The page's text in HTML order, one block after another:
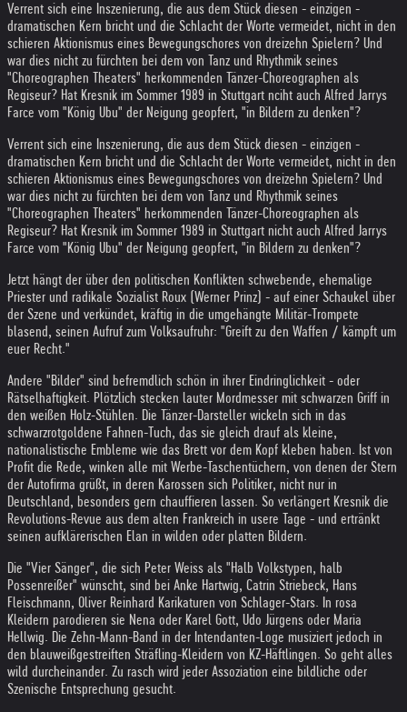
Verrent sich eine Inszenierung, die aus dem Stück diesen - einzigen -
dramatischen Kern bricht und die Schlacht der Worte vermeidet, nicht in den
schieren Aktionismus eines Bewegungschores von dreizehn Spielern? Und
war dies nicht zu fürchten bei dem von Tanz und Rhythmik seines
"Choreographen Theaters" herkommenden Tänzer-Choreographen als
Regiseur? Hat Kresnik im Sommer 1989 in Stuttgart nciht auch Alfred Jarrys
Farce vom "König Ubu" der Neigung geopfert, "in Bildern zu denken"?
Verrent sich eine Inszenierung, die aus dem Stück diesen - einzigen -
dramatischen Kern bricht und die Schlacht der Worte vermeidet, nicht in den
schieren Aktionismus eines Bewegungschores von dreizehn Spielern? Und
war dies nicht zu fürchten bei dem von Tanz und Rhythmik seines
"Choreographen Theaters" herkommenden Tänzer-Choreographen als
Regiseur? Hat Kresnik im Sommer 1989 in Stuttgart nicht auch Alfred Jarrys
Farce vom "König Ubu" der Neigung geopfert, "in Bildern zu denken"?
Jetzt hängt der über den politischen Konflikten schwebende, ehemalige
Priester und radikale Sozialist Roux (Werner Prinz) - auf einer Schaukel über
der Szene und verkündet, kräftig in die umgehängte Militär-Trompete
blasend, seinen Aufruf zum Volksaufruhr: "Greift zu den Waffen / kämpft um
euer Recht."
Andere "Bilder" sind befremdlich schön in ihrer Eindringlichkeit - oder
Rätselhaftigkeit. Plötzlich stecken lauter Mordmesser mit schwarzen Griff in
den weißen Holz-Stühlen. Die Tänzer-Darsteller wickeln sich in das
schwarzrotgoldene Fahnen-Tuch, das sie gleich drauf als kleine,
nationalistische Embleme wie das Brett vor dem Kopf kleben haben. Ist von
Profit die Rede, winken alle mit Werbe-Taschentüchern, von denen der Stern
der Autofirma grüßt, in deren Karossen sich Politiker, nicht nur in
Deutschland, besonders gern chauffieren lassen. So verlängert Kresnik die
Revolutions-Revue aus dem alten Frankreich in usere Tage - und ertränkt
seinen aufklärerischen Elan in wilden oder platten Bildern.
Die "Vier Sänger", die sich Peter Weiss als "Halb Volkstypen, halb
Possenreißer" wünscht, sind bei Anke Hartwig, Catrin Striebeck, Hans
Fleischmann, Oliver Reinhard Karikaturen von Schlager-Stars. In rosa
Kleidern parodieren sie Nena oder Karel Gott, Udo Jürgens oder Maria
Hellwig. Die Zehn-Mann-Band in der Intendanten-Loge musiziert jedoch in
den blauweißgestreiften Sträfling-Kleidern von KZ-Häftlingen. So geht alles
wild durcheinander. Zu rasch wird jeder Assoziation eine bildliche oder
Szenische Entsprechung gesucht.